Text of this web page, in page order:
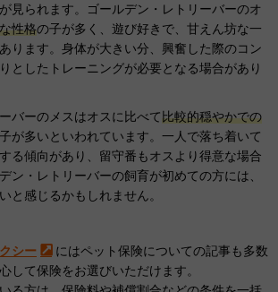
見られます。ゴールデン・レトリーバーのオ
性格の子が多く、遊び好きで、甘えん坊な一
ります。身体が大きい分、興奮した際のコン
としたトレーニングが必要となる場合があり
バーのメスはオスに比べて比較的穏やかでの
が多いといわれています。一人で落ち着いて
る傾向があり、留守番もオスより得意な場合
ン・レトリーバーの飼育が初めての方には、
と感じるかもしれません。
シー
にはペット保険についての記事も多数
して保険をお選びいただけます。